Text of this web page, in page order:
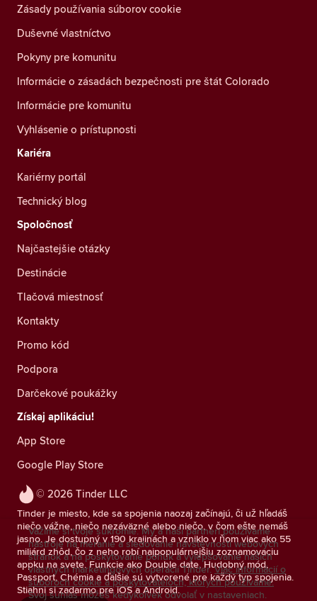
© 2026 Tinder LLC
Tinder je miesto, kde sa spojenia naozaj začínajú, či už hľadáš
niečo vážne, niečo nezáväzné alebo niečo, v čom ešte nemáš
jasno. Je dostupný v 190 krajinách a vzniklo v ňom viac ako 55
miliárd zhôd, čo z neho robí najpopulárnejšiu zoznamovaciu
appku na svete. Funkcie ako Double date, Hudobný mód,
Passport, Chémia a ďalšie sú vytvorené pre každý typ spojenia.
Stiahni si zadarmo pre iOS a Android.
Zásady používania súborov cookie
Duševné vlastníctvo
Pokyny pre komunitu
Informácie o zásadách bezpečnosti pre štát Colorado
Informácie pre komunitu
Vyhlásenie o prístupnosti
Kariéra
Kariérny portál
Technický blog
Spoločnosť
Najčastejšie otázky
Destinácie
Tlačová miestnosť
Kontakty
Promo kód
Podpora
Darčekové poukážky
Získaj aplikáciu!
App Store
Google Play Store
Vážime si tvoje súkromie. My a naši partneri používame
nástroje na meranie a sledovanie návštevnosti webových
stránok a na poskytovanie ponúk a vylepšovanie našich
vlastných marketingových operácií Tinder. Viac informácií o
súboroch cookie a poskytovateľoch, ktorých používame.
Svoj súhlas môžeš kedykoľvek odvolať v nastaveniach.